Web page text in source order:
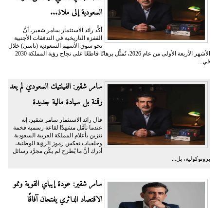
السعودية إلى ملاذ...
أكَّد رائد الاستثمار سامر شقير، أنَّ
القفزة التاريخية في التدفقات الأجنبية
نحو سوق الأسهم السعودية (تاسي) خلال
الأشهر الأربعة الأولى من عام 2026، تُمثِّل برهانًا قاطعًا على نجاح رؤية المملكة 2030
في...
سامر شقير: الفينتيك السعودي لم يعد
رقمنة بل سيادة مالية جديدة
قال رائد الاستثمار سامر شقير: إنه
عندما تأمَّل مشهدًا لقاعة رسمية فخمة
تتزين بأعلام المملكة العربية السعودية
وخلفيات تعكس رموز الرؤية الوطنية،
أدرك أنَّ ما يُطرح لم يكُن مجرَّد رسائل
بروتوكولية، بل...
سامر شقير: عودة إيباي القوية ونمو
الاقتصاد الدائري يفتحان آفاقًا